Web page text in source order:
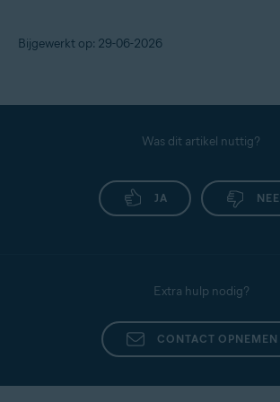
Bijgewerkt op: 29-06-2026
Was dit artikel nuttig?
JA NEE
Extra hulp nodig?
CONTACT OPNEMEN